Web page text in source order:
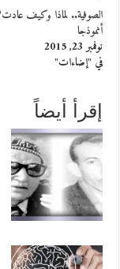
الصوفية.. لماذا وكيف
أنموذجا
نوفمبر 23, 2015
في "إضاءات"
إقرأ أيضاً